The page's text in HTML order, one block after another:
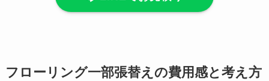
フローリング一部張替えの費用感と考え方